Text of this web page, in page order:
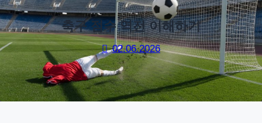
축구 점수 역전 이해하기
02.06.2026